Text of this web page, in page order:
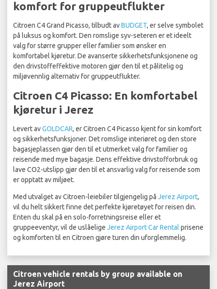
komfort for gruppeutflukter
Citroen C4 Grand Picasso, tilbudt avBUDGET, er selve symbolet
på luksus og komfort. Den romslige syv-seteren er et ideelt
valg for større grupper eller familier som ønsker en
komfortabel kjøretur. De avanserte sikkerhetsfunksjonene og
den drivstoffeffektive motoren gjør den til et pålitelig og
miljøvennlig alternativ for gruppeutflukter.
Citroen C4 Picasso: En komfortabel
kjøretur i Jerez
Levert avGOLDCAR, er Citroen C4 Picasso kjent for sin komfort
og sikkerhetsfunksjoner. Det romslige interiøret og den store
bagasjeplassen gjør den til et utmerket valg for familier og
reisende med mye bagasje. Dens effektive drivstofforbruk og
lave CO2-utslipp gjør den til et ansvarlig valg for reisende som
er opptatt av miljøet.
Med utvalget av Citroen-leiebiler tilgjengelig på Jerez Airport,
vil du helt sikkert finne det perfekte kjøretøyet for reisen din.
Enten du skal på en solo-forretningsreise eller et
gruppeeventyr, vil de uslåelige Jerez Airport Car Rental prisene
og komforten til en Citroen gjøre turen din uforglemmelig.
Citroen vehicle rentals by group available on
Jerez Airport